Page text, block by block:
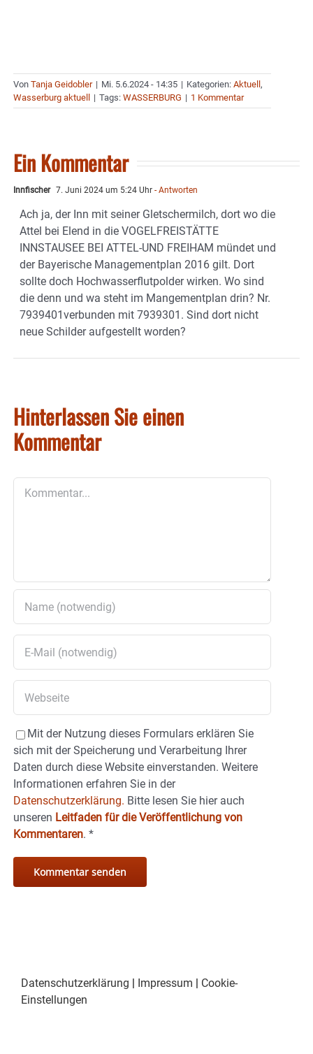
Von Tanja Geidobler | Mi. 5.6.2024 - 14:35 | Kategorien: Aktuell ,
Wasserburg aktuell
| Tags: WASSERBURG | 1 Kommentar
Ein Kommentar
Innfischer 7. Juni 2024 um 5:24 Uhr - Antworten
Ach ja, der Inn mit seiner Gletschermilch, dort wo die
Attel bei Elend in die VOGELFREISTÄTTE
INNSTAUSEE BEI ATTEL-UND FREIHAM mündet und
der Bayerische Managementplan 2016 gilt. Dort
sollte doch Hochwasserflutpolder wirken. Wo sind
die denn und wa steht im Mangementplan drin? Nr.
7939401verbunden mit 7939301. Sind dort nicht
neue Schilder aufgestellt worden?
Hinterlassen Sie einen
Kommentar
Mit der Nutzung dieses Formulars erklären Sie
sich mit der Speicherung und Verarbeitung Ihrer
Daten durch diese Website einverstanden. Weitere
Informationen erfahren Sie in der
Datenschutzerklärung. Bitte lesen Sie hier auch
unseren Leitfaden für die Veröffentlichung von
Kommentaren. *
Datenschutzerklärung Impressum
Cookie-
Einstellungen